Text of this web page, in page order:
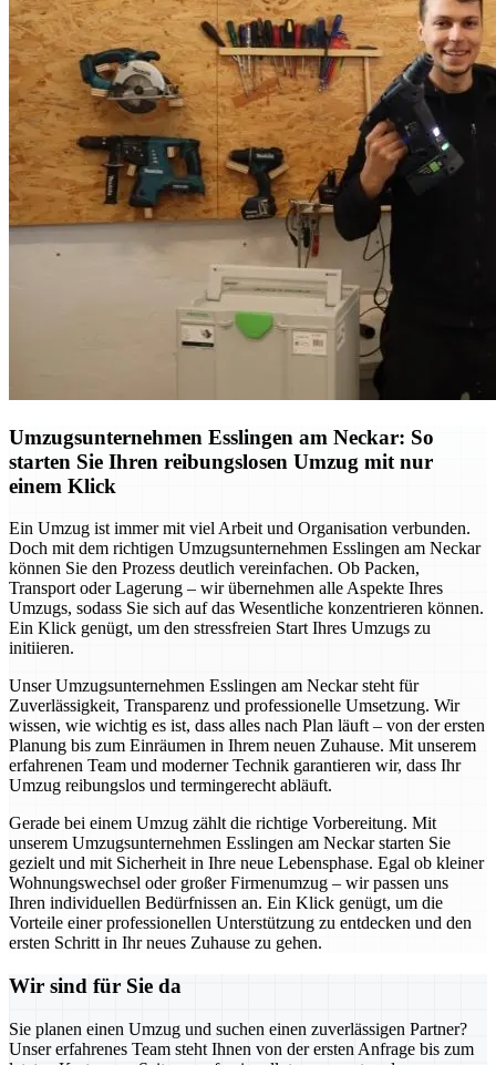
Umzugsunternehmen Esslingen am Neckar: So
starten Sie Ihren reibungslosen Umzug mit nur
einem Klick
Ein Umzug ist immer mit viel Arbeit und Organisation verbunden.
Doch mit dem richtigen Umzugsunternehmen Esslingen am Neckar
können Sie den Prozess deutlich vereinfachen. Ob Packen,
Transport oder Lagerung – wir übernehmen alle Aspekte Ihres
Umzugs, sodass Sie sich auf das Wesentliche konzentrieren können.
Ein Klick genügt, um den stressfreien Start Ihres Umzugs zu
initiieren.
Unser Umzugsunternehmen Esslingen am Neckar steht für
Zuverlässigkeit, Transparenz und professionelle Umsetzung. Wir
wissen, wie wichtig es ist, dass alles nach Plan läuft – von der ersten
Planung bis zum Einräumen in Ihrem neuen Zuhause. Mit unserem
erfahrenen Team und moderner Technik garantieren wir, dass Ihr
Umzug reibungslos und termingerecht abläuft.
Gerade bei einem Umzug zählt die richtige Vorbereitung. Mit
unserem Umzugsunternehmen Esslingen am Neckar starten Sie
gezielt und mit Sicherheit in Ihre neue Lebensphase. Egal ob kleiner
Wohnungswechsel oder großer Firmenumzug – wir passen uns
Ihren individuellen Bedürfnissen an. Ein Klick genügt, um die
Vorteile einer professionellen Unterstützung zu entdecken und den
ersten Schritt in Ihr neues Zuhause zu gehen.
Wir sind für Sie da
Sie planen einen Umzug und suchen einen zuverlässigen Partner?
Unser erfahrenes Team steht Ihnen von der ersten Anfrage bis zum